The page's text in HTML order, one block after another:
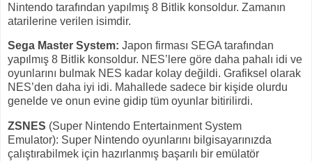
Nintendo tarafından yapılmış 8 Bitlik konsoldur. Zamanın
atarilerine verilen isimdir.
Sega Master System: Japon firması SEGA tarafından
yapılmış 8 Bitlik konsoldur. NES’lere göre daha pahalı idi ve
oyunlarını bulmak NES kadar kolay değildi. Grafiksel olarak
NES’den daha iyi idi. Mahallede sadece bir kişide olurdu
genelde ve onun evine gidip tüm oyunlar bitirilirdi.
ZSNES (Super Nintendo Entertainment System
Emulator): Super Nintendo oyunlarını bilgisayarınızda
çalıştırabilmek için hazırlanmış başarılı bir emülatör